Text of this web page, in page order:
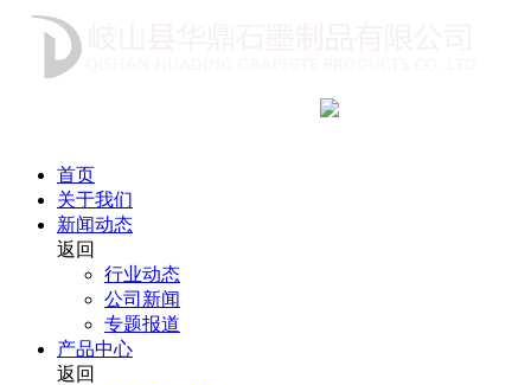
首页
关于我们
新闻动态
返回
行业动态
公司新闻
专题报道
产品中心
返回